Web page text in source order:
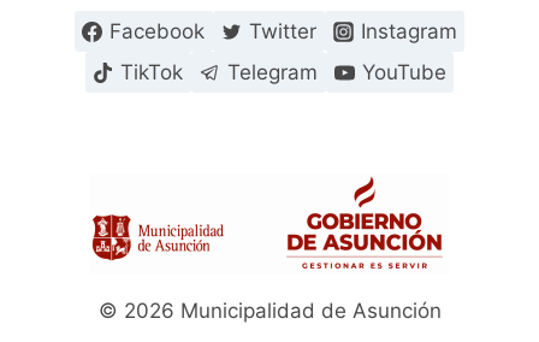
Facebook Twitter
Instagram
TikTok
Telegram YouTube
© 2026 Municipalidad de Asunción